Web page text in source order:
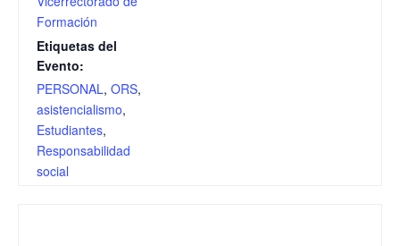
Formación
Etiquetas del
Evento:
PERSONAL, ORS,
asistencialismo,
Estudiantes,
Responsabilidad
social